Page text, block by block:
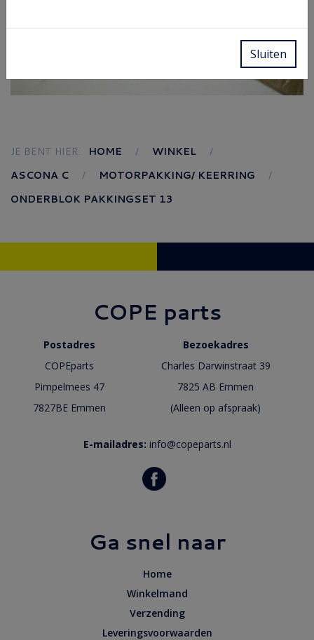
JE BENT HIER: HOME
WINKEL
ASCONA C
MOTORPAKKING/ KEERRING
ONDERBLOK PAKKINGSET 13
COPE parts
Postadres
Bezoekadres
COPEparts
Charles Darwinstraat 39
Pimpelmees 47
7825 AB Emmen
7827BE Emmen
(Alleen op afspraak)
E-mailadres: info@copeparts.nl
Ga snel naar
Home
Winkelmand
Verzending
Leveringsvoorwaarden
Sluiten